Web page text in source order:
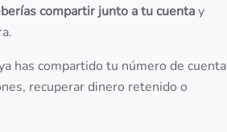
compartir junto a tu cuentay
has compartido tu número de cuenta
recuperar dinero retenido o